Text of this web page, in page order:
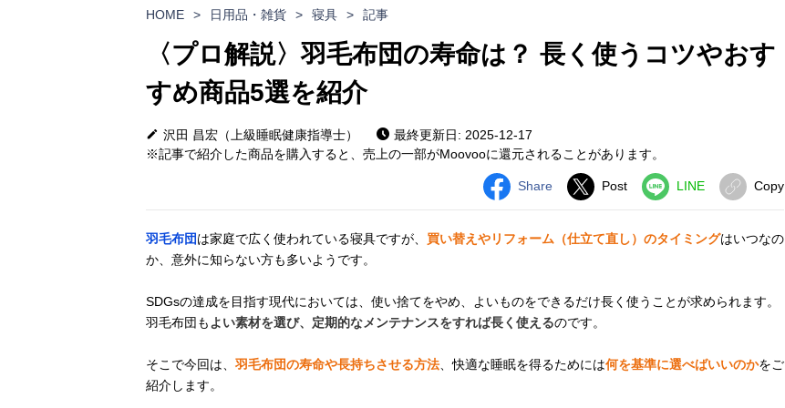
HOME > 日用品・雑貨 > 寝具 > 記事
〈プロ解説〉羽毛布団の寿命は？ 長く使うコツやおす
すめ商品5選を紹介
沢田 昌宏（上級睡眠健康指導士）
最終更新日: 2025-12-17
※記事で紹介した商品を購入すると、売上の一部がMoovooに還元されることがあります。
Share Post LINE Copy
羽毛布団は家庭で広く使われている寝具ですが、 買い替えやリフォーム（仕立て直し）のタイミングはいつなの
か、意外に知らない方も多いようです。
SDGsの達成を目指す現代においては、使い捨てをやめ、よいものをできるだけ長く使うことが求められます。
羽毛布団も よい素材を選び、定期的なメンテナンスをすれば長く使えるのです。
そこで今回は、 羽毛布団の寿命や長持ちさせる方法、快適な睡眠を得るためには何を基準に選べばいいのかをご
紹介します。